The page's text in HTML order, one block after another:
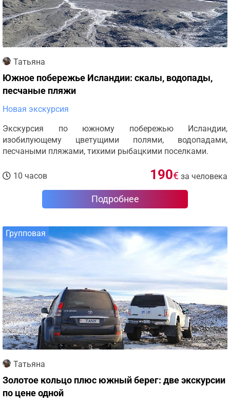
Татьяна
Южное побережье Исландии: скалы, водопады,
песчаные пляжи
Новая экскурсия
Экскурсия по южному побережью Исландии,
изобилующему цветущими полями, водопадами,
песчаными пляжами, тихими рыбацкими поселками.
10 часов 190€ за человека
Подробнее
Групповая
Татьяна
Золотое кольцо плюс южный берег: две экскурсии
по цене одной